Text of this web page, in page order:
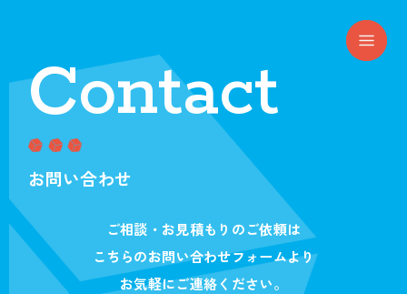
Contact
お問い合わせ
ご相談・お見積もりのご依頼は
こちらのお問い合わせフォームより
お気軽にご連絡ください。